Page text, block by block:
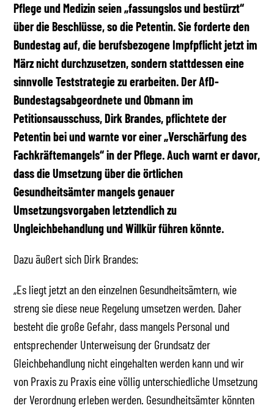
Pflege und Medizin seien „fassungslos und bestürzt“
über die Beschlüsse, so die Petentin. Sie forderte den
Bundestag auf, die berufsbezogene Impfpflicht jetzt im
März nicht durchzusetzen, sondern stattdessen eine
sinnvolle Teststrategie zu erarbeiten. Der AfD-
Bundestagsabgeordnete und Obmann im
Petitionsausschuss, Dirk Brandes, pflichtete der
Petentin bei und warnte vor einer „Verschärfung des
Fachkräftemangels“ in der Pflege. Auch warnt er davor,
dass die Umsetzung über die örtlichen
Gesundheitsämter mangels genauer
Umsetzungsvorgaben letztendlich zu
Ungleichbehandlung und Willkür führen könnte.
Dazu äußert sich Dirk Brandes:
„Es liegt jetzt an den einzelnen Gesundheitsämtern, wie
streng sie diese neue Regelung umsetzen werden. Daher
besteht die große Gefahr, dass mangels Personal und
entsprechender Unterweisung der Grundsatz der
Gleichbehandlung nicht eingehalten werden kann und wir
von Praxis zu Praxis eine völlig unterschiedliche Umsetzung
der Verordnung erleben werden. Gesundheitsämter könnten